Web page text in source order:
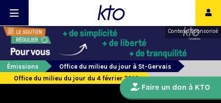
Contenu sponsorisé
Émissions
Office du milieu du jour à St-Gervais
Office du milieu du jour du 4 février 2016
Faire un don à KTO